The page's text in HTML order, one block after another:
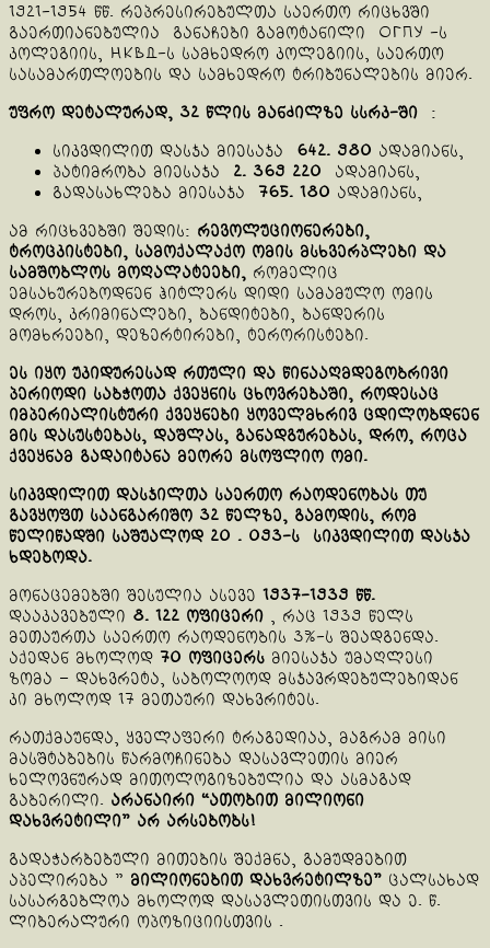
1921-1954 წწ. რეპრესირებულთა საერთო რიცხვში
გაერთიანებულია განაჩები გამოტანილი ОГПУ -ს
კოლეგიის, НКВД-ს სამხედრო კოლეგიის, საერთო
სასამართლოების და სამხედრო ტრიბუნალების მიერ.
უფრო დეტალურად, 32 წლის მანძილზე სსრკ-ში :
სიკვდილით დასჯა მიესაჯა 642. 980 ადამიანს,
პატიმრობა მიესაჯა 2. 369 220 ადამიანს,
გადასახლება მიესაჯა 765. 180 ადამიანს,
ამ რიცხვებში შედის: რევოლუციონერები,
ტროცკისტები, სამოქალაქო ომის მსხვერპლები და
სამშობლოს მოღალატეები, რომელიც
ემსახურებოდნენ ჰიტლერს დიდი სამამულო ომის
დროს, კრიმინალები, ბანდიტები, ბანდერის
მომხრეები, დეზერტირები, ტერორისტები.
ეს იყო უკიდურესად რთული და წინააღმდეგობრივი
პერიოდი საბჭოთა ქვეყნის ცხოვრებაში, როდესაც
იმპერიალისტური ქვეყნები ყოველმხრივ ცდილობდნენ
მის დასუსტებას, დაშლას, განადგურებას, დრო, როცა
ქვეყნამ გადაიტანა მეორე მსოფლიო ომი.
სიკვდილით დასჯილთა საერთო რაოდენობას თუ
გავყოფთ საანგარიშო 32 წელზე, გამოდის, რომ
წელიწადში საშუალოდ 20 . 093-ს სიკვდილით დასჯა
ხდებოდა.
მონაცემებში შესულია ასევე 1937-1939 წწ.
დააკავებული 8. 122 ოფიცერი , რაც 1939 წელს
მეთაურთა საერთო რაოდენობის 3%-ს შეადგენდა.
აქედან მხოლოდ 70 ოფიცერს მიესაჯა უმაღლესი
ზომა – დახვრეტა, საბოლოოდ მსჯავრდებულებიდან
კი მხოლოდ 17 მეთაური დახვრიტეს.
რათქმაუნდა, ყველაფერი ტრაგედიაა, მაგრამ მისი
მასშტაბების წარმოჩინება დასავლეთის მიერ
ხელოვნურად მითოლოგიზებულია და ასმაგად
გაბერილი. არანაირი “ათობით მილიონი
დახვრეტილი” არ არსებობს!
გადაჭარბებული მითების შექმნა, გამუდმებით
აპელირება ” მილიონებით დახვრეტილზე” ცალსახად
სასარგებლოა მხოლოდ დასავლეთისთვის და ე. წ.
ლიბერალური ოპოზიციისთვის .